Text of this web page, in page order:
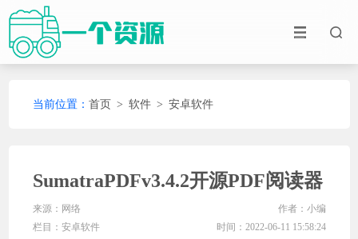
当前位置： 首页 > 软件> 安卓软件
SumatraPDFv3.4.2开源PDF阅读器
来源：网络
作者：小编
栏目： 安卓软件
时间：2022-06-11 15:58:24